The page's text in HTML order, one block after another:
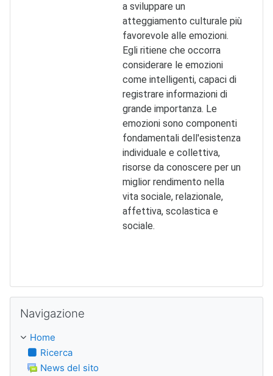
a sviluppare un
atteggiamento culturale più
favorevole alle emozioni.
Egli ritiene che occorra
considerare le emozioni
come intelligenti, capaci di
registrare informazioni di
grande importanza. Le
emozioni sono componenti
fondamentali dell'esistenza
individuale e collettiva,
risorse da conoscere per un
miglior rendimento nella
vita sociale, relazionale,
affettiva, scolastica e
sociale.
Navigazione
Home
Ricerca
News del sito